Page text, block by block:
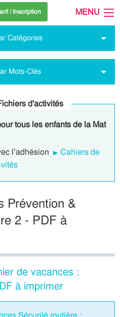
/ Inscription MENU
Catégories
Mots-Clés
d'activités
tous les enfants de la Mat
l’adhésion
Cahiers de
Prévention &
2 - PDF à
de vacances :
à imprimer